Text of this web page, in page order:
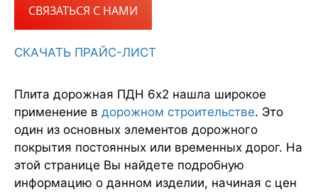
СВЯЗАТЬСЯ С НАМИ
СКАЧАТЬ ПРАЙС-ЛИСТ
Плита дорожная ПДН 6х2 нашла широкое
применение в дорожном строительстве. Это
один из основных элементов дорожного
покрытия постоянных или временных дорог. На
этой странице Вы найдете подробную
информацию о данном изделии, начиная с цен